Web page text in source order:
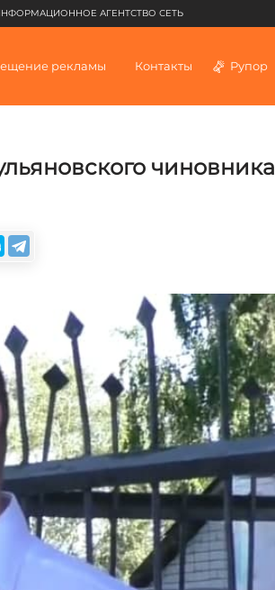
АГЕНТСТВО СЕТЬ
рекламы Контакты Рупор
чиновника